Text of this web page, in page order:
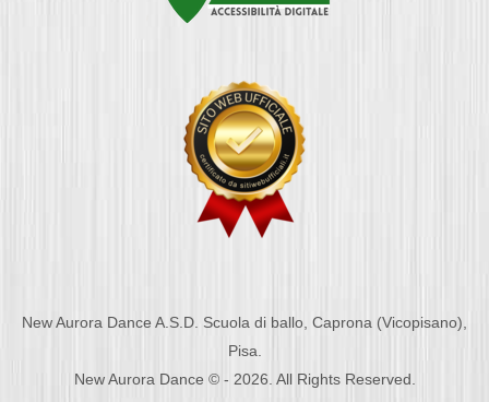
New Aurora Dance A.S.D. Scuola di ballo, Caprona (Vicopisano),
Pisa.
New Aurora Dance © - 2026. All Rights Reserved.